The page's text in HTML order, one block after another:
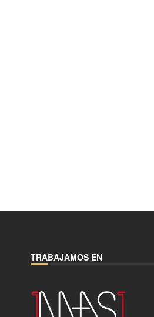
TRABAJAMOS EN